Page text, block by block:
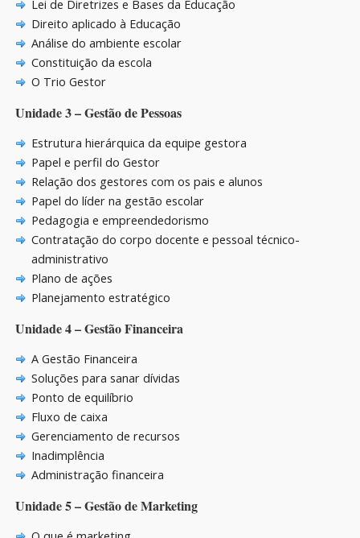
Lei de Diretrizes e Bases da Educação
Direito aplicado à Educação
Análise do ambiente escolar
Constituição da escola
O Trio Gestor
Unidade 3 – Gestão de Pessoas
Estrutura hierárquica da equipe gestora
Papel e perfil do Gestor
Relação dos gestores com os pais e alunos
Papel do líder na gestão escolar
Pedagogia e empreendedorismo
Contratação do corpo docente e pessoal técnico-
administrativo
Plano de ações
Planejamento estratégico
Unidade 4 – Gestão Financeira
A Gestão Financeira
Soluções para sanar dívidas
Ponto de equilíbrio
Fluxo de caixa
Gerenciamento de recursos
Inadimplência
Administração financeira
Unidade 5 – Gestão de Marketing